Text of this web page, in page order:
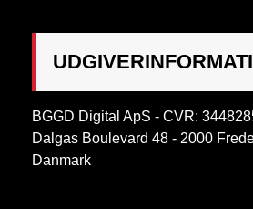
BGGD Digital ApS - CVR:
Dalgas Boulevard 48 - 2000
Danmark